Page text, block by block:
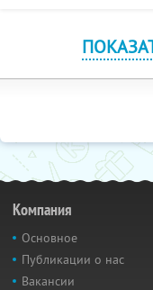
Компания
Основное
Публикации о нас
Вакансии